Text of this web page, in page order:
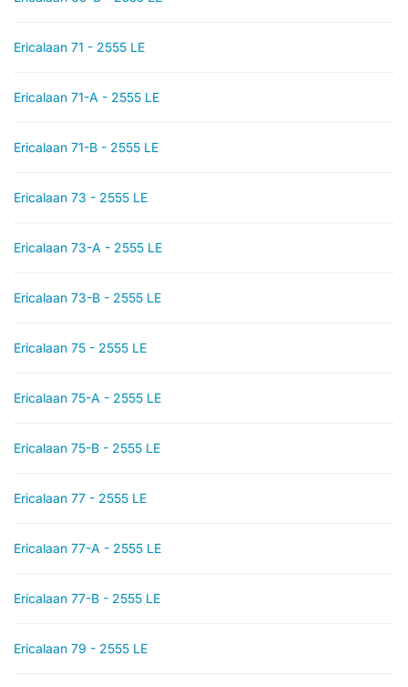
Ericalaan 71 - 2555 LE
Ericalaan 71-A - 2555 LE
Ericalaan 71-B - 2555 LE
Ericalaan 73 - 2555 LE
Ericalaan 73-A - 2555 LE
Ericalaan 73-B - 2555 LE
Ericalaan 75 - 2555 LE
Ericalaan 75-A - 2555 LE
Ericalaan 75-B - 2555 LE
Ericalaan 77 - 2555 LE
Ericalaan 77-A - 2555 LE
Ericalaan 77-B - 2555 LE
Ericalaan 79 - 2555 LE